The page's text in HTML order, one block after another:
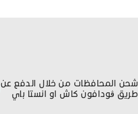
شحن المحافظات من خلال الدفع عن
طريق ڤودافون كاش او انستا باي